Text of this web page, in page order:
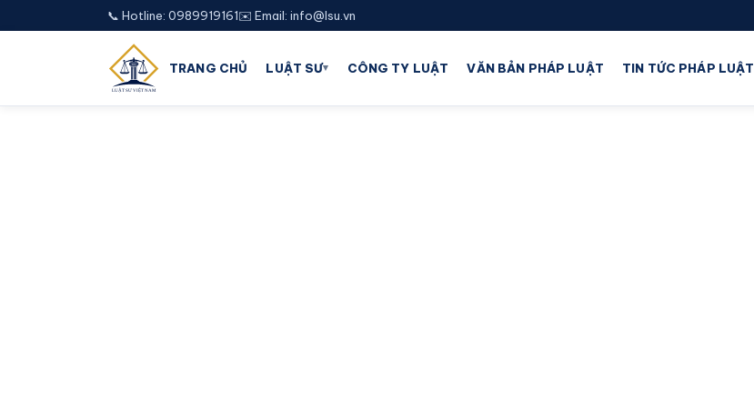
📞 Hotline: 0989919161✉️ Email: info@lsu.vn
TRANG CHỦ LUẬT SƯ▾ CÔNG TY LUẬT VĂN BẢN PHÁP LUẬT TIN TỨC PHÁP LUẬT